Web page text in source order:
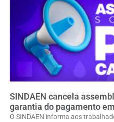
SINDAEN cancela
garantia do pagamento
O SINDAEN informa aos